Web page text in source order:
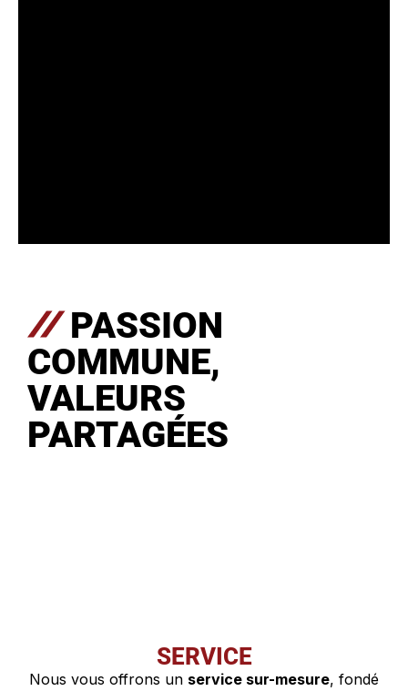
PASSION
COMMUNE,
VALEURS
PARTAGÉES
SERVICE
Nous vous offrons un service sur-mesure, fondé